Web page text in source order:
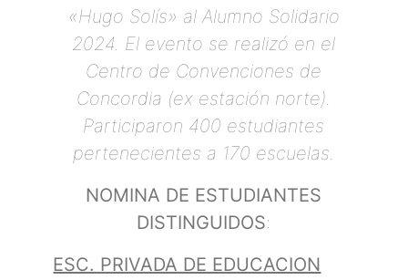
«Hugo Solís» al Alumno Solidario
2024. El evento se realizó en el
Centro de Convenciones de
Concordia (ex estación norte).
Participaron 400 estudiantes
pertenecientes a 170 escuelas.
NOMINA DE ESTUDIANTES
DISTINGUIDOS:
ESC. PRIVADA DE EDUCACION